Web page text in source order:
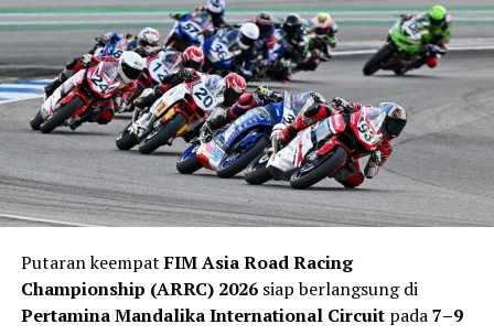
lintasan panjang, serta perubahan cuaca yang cepat
membuat sirkuit ini menjadi tantangan besar bagi
seluruh pembalap dan tim.
Putaran keempatFIM Asia Road Racing
Championship (ARRC) 2026siap berlangsung di
Pertamina Mandalika International Circuitpada7–9